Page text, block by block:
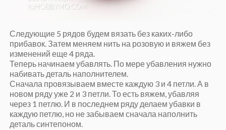
Следующие 5 рядов будем вязать без каких-либо
прибавок. Затем меняем нить на розовую и вяжем без
изменений еще 4 ряда.
Теперь начинаем убавлять. По мере убавления нужно
набивать деталь наполнителем.
Сначала провязываем вместе каждую 3 и 4 петли. А в
новом ряду уже 2 и 3 петли. То есть вяжем, убавляя
через 1 петлю. И в последнем ряду делаем убавки в
каждую петлю, но не забываем сначала наполнить
деталь синтепоном.